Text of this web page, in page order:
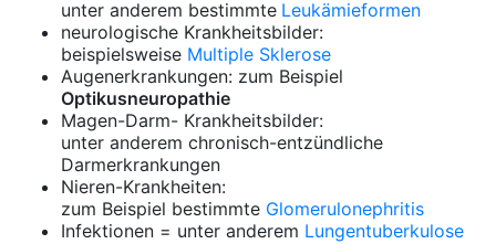
unter anderem bestimmte Leukämieformen
neurologische Krankheitsbilder:
beispielsweise Multiple Sklerose
Augenerkrankungen: zum Beispiel
Optikusneuropathie
Magen-Darm- Krankheitsbilder:
unter anderem chronisch-entzündliche
Darmerkrankungen
Nieren-Krankheiten:
zum Beispiel bestimmte Glomerulonephritis
Infektionen = unter anderem Lungentuberkulose